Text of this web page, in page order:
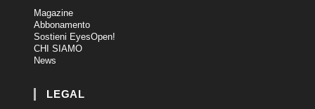
Magazine
Abbonamento
Sostieni EyesOpen!
CHI SIAMO
News
LEGAL